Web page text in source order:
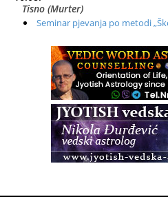
Tisno (Murter)
Seminar pjevanja po metodi
Radionica: Pomagači iz drugih
Zagreb+Online
Osnovni ThetaHealing® tečaj,
Access BARS®, otpusti stres